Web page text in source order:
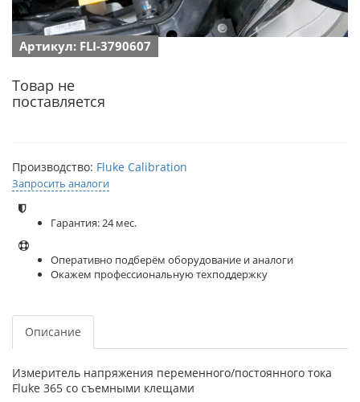
Артикул: FLI-3790607
Товар не
поставляется
Производство: Fluke Calibration
Запросить аналоги
Гарантия: 24 мес.
Оперативно подберём оборудование и аналоги
Окажем профессиональную техподдержку
Описание
Измеритель напряжения переменного/постоянного тока
Fluke 365 со съемными клещами